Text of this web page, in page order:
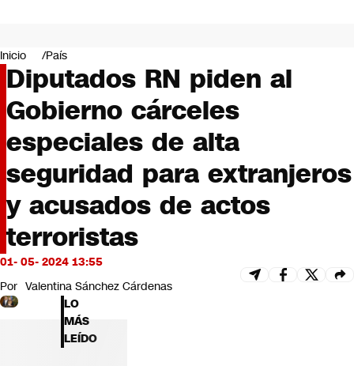
Negocios
Deportes
Programas completos
Cultura
Servicios
Bits
CNN Data
CNN tiempo
Futuro 360
Opinión
Inicio País
Diputados RN piden al
Gobierno cárceles
especiales de alta
seguridad para extranjeros
y acusados de actos
terroristas
01- 05- 2024 13:55
Por Valentina Sánchez Cárdenas
LO
MÁS
LEÍDO